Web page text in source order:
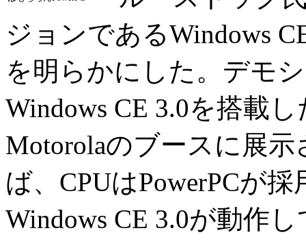
ジョンであるWindows
を明らかにした。デモ
Windows CE 3.0を搭載
Motorolaのブースに展
ば、CPUはPowerPCが
Windows CE 3.0が動作